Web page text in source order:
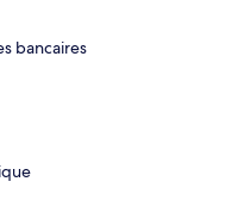
bancaires